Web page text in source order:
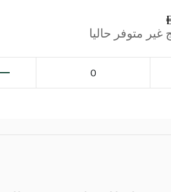
غير متوفر حاليا
0